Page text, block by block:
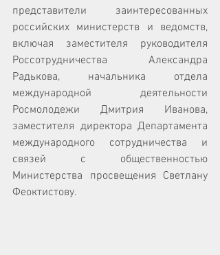
представители заинтересованных
российских министерств и ведомств,
включая заместителя руководителя
Россотрудничества Александра
Радькова, начальника отдела
международной деятельности
Росмолодежи Дмитрия Иванова,
заместителя директора Департамента
международного сотрудничества и
связей с общественностью
Министерства просвещения Светлану
Феоктистову.